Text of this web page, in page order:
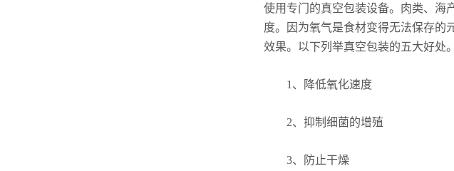
使用专门的真空包装设备。肉类、海
度。因为氧气是食材变得无法保存的
效果。以下列举真空包装的五大好处。
1、降低氧化速度
2、抑制细菌的增殖
3、防止干燥